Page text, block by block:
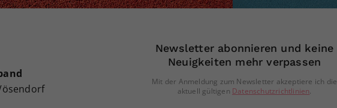
Newsletter abonnieren und keine
Neuigkeiten mehr verpassen
Mit der Anmeldung zum Newsletter akzeptiere ich die
aktuell gültigen Datenschutzrichtlinien.